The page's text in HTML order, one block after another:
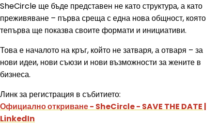
SheCircle ще бъде представен не като структура, а като
преживяване – първа среща с една нова общност, която
тепърва ще показва своите формати и инициативи.
Това е началото на кръг, който не затваря, а отваря – за
нови идеи, нови съюзи и нови възможности за жените в
бизнеса.
Линк за регистрация в събитието:
Официално откриване - SheCircle - SAVE THE DATE |
LinkedIn